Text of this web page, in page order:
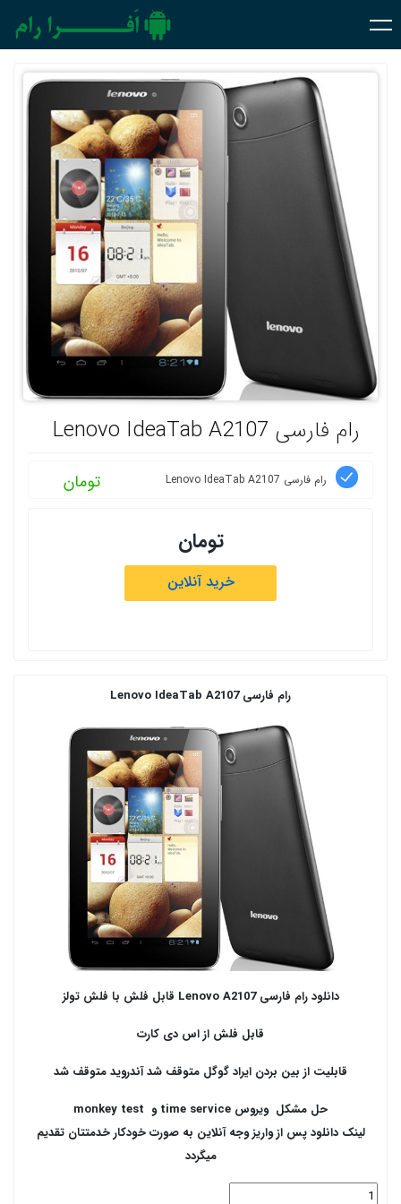
رام فارسی Lenovo IdeaTab A2107
رام فارسی Lenovo IdeaTab A2107 تومان
تومان
خرید آنلاین
رام فارسی Lenovo IdeaTab A2107
دانلود رام فارسی Lenovo A2107 قابل فلش با فلش تولز
قابل فلش از اس دی کارت
قابلیت از بین بردن ایراد گوگل متوقف شد آندروید متوقف شد
حل مشکل ویروس time service و monkey test
لینک دانلود پس از واریز وجه آنلاین به صورت خودکار خدمتتان تقدیم
میگردد